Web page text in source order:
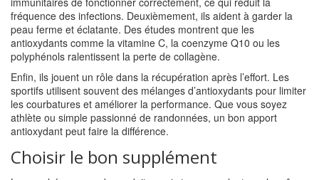
fréquence des infections. Deuxièmement, ils aident à garder la
peau ferme et éclatante. Des études montrent que les
antioxydants comme la vitamine C, la coenzyme Q10 ou les
polyphénols ralentissent la perte de collagène.
Enfin, ils jouent un rôle dans la récupération après l’effort. Les
sportifs utilisent souvent des mélanges d’antioxydants pour limiter
les courbatures et améliorer la performance. Que vous soyez
athlète ou simple passionné de randonnées, un bon apport
antioxydant peut faire la différence.
Choisir le bon supplément